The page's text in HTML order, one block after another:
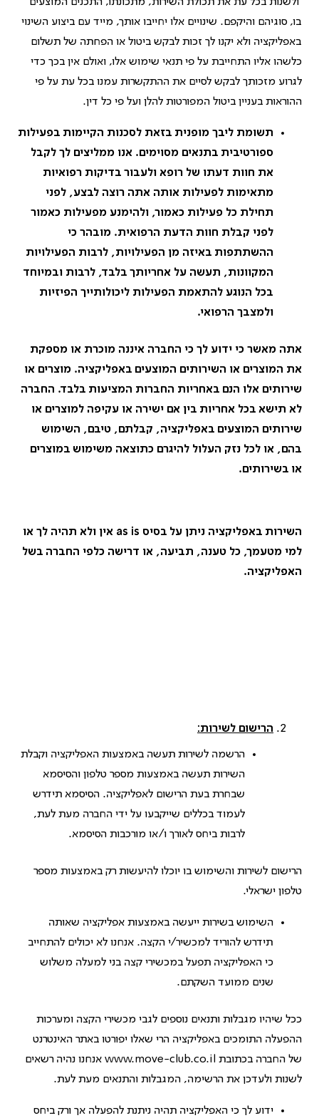
בו, סוגיהם והיקפם. שינויים אלו יחייבו אותך, מייד עם ביצוע השינוי
באפליקציה ולא יקנו לך זכות לבקש ביטול או הפחתה של תשלום
כלשהו אליו התחייבת על פי תנאי שימוש אלו, ואולם אין בכך כדי
לגרוע מזכותך לבקש לסיים את ההתקשרות עמנו בכל עת על פי
ההוראות בעניין ביטול המפורטות להלן ועל פי כל דין.
תשומת ליבך מופנית בזאת לסכנות הקיימות בפעילות
ספורטיבית בתנאים מסוימים. אנו ממליצים לך לקבל
את חוות דעתו של רופא ולעבור בדיקות רפואיות
מתאימות לפעילות אותה אתה רוצה לבצע, לפני
תחילת כל פעילות כאמור, ולהימנע מפעילות כאמור
לפני קבלת חוות הדעת הרפואית. מובהר כי
ההשתתפות באיזה מן הפעילויות, לרבות הפעילויות
המקוונות, תעשה על אחריותך בלבד, לרבות ובמיוחד
בכל הנוגע להתאמת הפעילות ליכולותייך הפיזיות
ולמצבך הרפואי.
אתה מאשר כי ידוע לך כי החברה איננה מוכרת או מספקת
את המוצרים או השירותים המוצעים באפליקציה. מוצרים או
שירותים אלו הנם באחריות החברות המציעות בלבד. החברה
לא תישא בכל אחריות בין אם ישירה או עקיפה למוצרים או
שירותים המוצעים באפליקציה, קבלתם, טיבם, השימוש
בהם, או לכל נזק העלול להיגרם כתוצאה משימוש במוצרים
או בשירותים.
השירות באפליקציה ניתן על בסיס
אין ולא תהיה לך או
למי מטעמך, כל טענה, תביעה, או דרישה כלפי החברה בשל
האפליקציה.
הרישום לשירות:
הרשמה לשירות תעשה באמצעות האפליקציה וקבלת
השירות תעשה באמצעות מספר טלפון והסיסמא
שבחרת בעת הרישום לאפליקציה. הסיסמא תידרש
לעמוד בכללים שייקבעו על ידי החברה מעת לעת,
לרבות ביחס לאורך ו/או מורכבות הסיסמא.
הרישום לשירות והשימוש בו יוכלו להיעשות רק באמצעות מספר
טלפון ישראלי.
השימוש בשירות ייעשה באמצעות אפליקציה שאותה
תידרש להוריד למכשיר/י הקצה. אנחנו לא יכולים להתחייב
כי האפליקציה תפעל במכשירי קצה בני למעלה משלוש
שנים ממועד השקתם.
ככל שיהיו מגבלות ותנאים נוספים לגבי מכשירי הקצה ומערכות
ההפעלה התומכים באפליקציה הרי שאלו יפורטו באתר האינטרנט
של החברה בכתובת www.move-club.co.il אנחנו נהיה רשאים
לשנות ולעדכן את הרשימה, המגבלות והתנאים מעת לעת.
ידוע לך כי האפליקציה תהיה ניתנת להפעלה אך ורק ביחס